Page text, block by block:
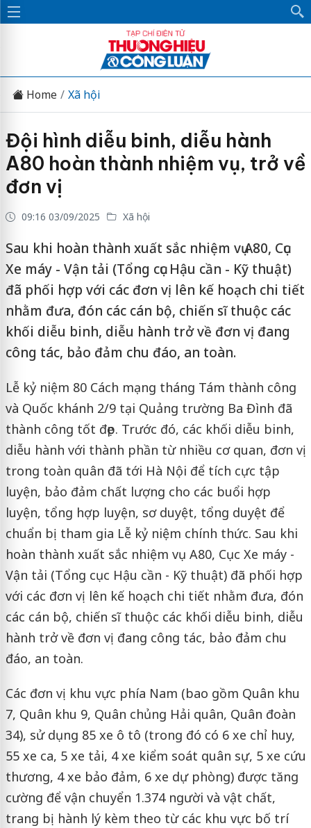
Home Xã hội
Đội hình diễu binh, diễu hành
A80 hoàn thành nhiệm vụ, trở về
đơn vị
09:16 03/09/2025 Xã hội
Sau khi hoàn thành xuất sắc nhiệm vụ A80, Cục
Xe máy - Vận tải (Tổng cục Hậu cần - Kỹ thuật)
đã phối hợp với các đơn vị lên kế hoạch chi tiết
nhằm đưa, đón các cán bộ, chiến sĩ thuộc các
khối diễu binh, diễu hành trở về đơn vị đang
công tác, bảo đảm chu đáo, an toàn.
Lễ kỷ niệm 80 Cách mạng tháng Tám thành công
và Quốc khánh 2/9 tại Quảng trường Ba Đình đã
thành công tốt đẹp. Trước đó, các khối diễu binh,
diễu hành với thành phần từ nhiều cơ quan, đơn vị
trong toàn quân đã tới Hà Nội để tích cực tập
luyện, bảo đảm chất lượng cho các buổi hợp
luyện, tổng hợp luyện, sơ duyệt, tổng duyệt để
chuẩn bị tham gia Lễ kỷ niệm chính thức. Sau khi
hoàn thành xuất sắc nhiệm vụ A80, Cục Xe máy -
Vận tải (Tổng cục Hậu cần - Kỹ thuật) đã phối hợp
với các đơn vị lên kế hoạch chi tiết nhằm đưa, đón
các cán bộ, chiến sĩ thuộc các khối diễu binh, diễu
hành trở về đơn vị đang công tác, bảo đảm chu
đáo, an toàn.
Các đơn vị khu vực phía Nam (bao gồm Quân khu
7, Quân khu 9, Quân chủng Hải quân, Quân đoàn
34), sử dụng 85 xe ô tô (trong đó có 6 xe chỉ huy,
55 xe ca, 5 xe tải, 4 xe kiểm soát quân sự, 5 xe cứu
thương, 4 xe bảo đảm, 6 xe dự phòng) được tăng
cường để vận chuyển 1.374 người và vật chất,
trang bị hành lý kèm theo từ các khu vực bố trí